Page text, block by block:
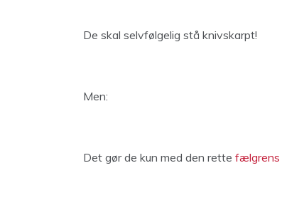
De skal selvfølgelig stå knivskarpt!
Men:
Det gør de kun med den rette fælgrens